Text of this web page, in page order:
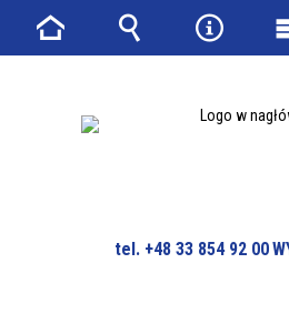
tel. +48 33 854 92 00
StronaWyszukiwarka